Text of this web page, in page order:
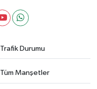
Trafik Durumu
Tüm Manşetler